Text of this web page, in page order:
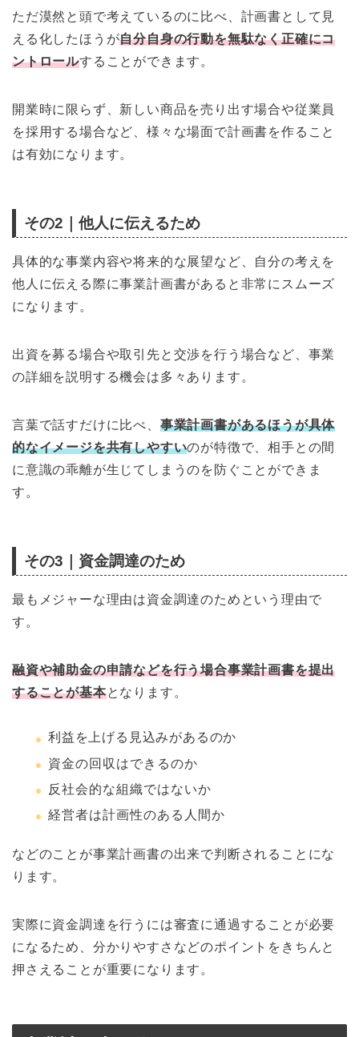
ただ漠然と頭で考えているのに比べ、計画書として見
える化したほうが自分自身の行動を無駄なく正確にコ
ントロールすることができます。
開業時に限らず、新しい商品を売り出す場合や従業員
を採用する場合など、様々な場面で計画書を作ること
は有効になります。
その2｜他人に伝えるため
具体的な事業内容や将来的な展望など、自分の考えを
他人に伝える際に事業計画書があると非常にスムーズ
になります。
出資を募る場合や取引先と交渉を行う場合など、事業
の詳細を説明する機会は多々あります。
言葉で話すだけに比べ、 事業計画書があるほうが具体
的なイメージを共有しやすいのが特徴で、相手との間
に意識の乖離が生じてしまうのを防ぐことができま
す。
その3｜資金調達のため
最もメジャーな理由は資金調達のためという理由で
す。
融資や補助金の申請などを行う場合事業計画書を提出
することが基本となります。
利益を上げる見込みがあるのか
資金の回収はできるのか
反社会的な組織ではないか
経営者は計画性のある人間か
などのことが事業計画書の出来で判断されることにな
ります。
実際に資金調達を行うには審査に通過することが必要
になるため、分かりやすさなどのポイントをきちんと
押さえることが重要になります。